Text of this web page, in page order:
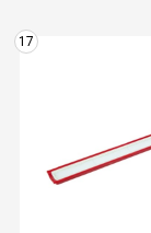
17